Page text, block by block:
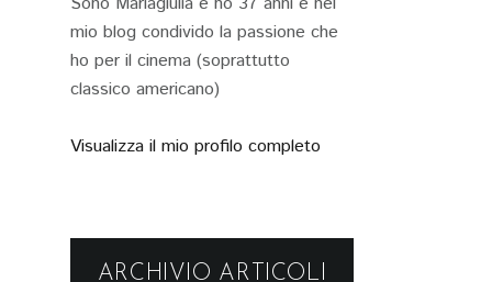
mio blog condivido la passione che
ho per il cinema (soprattutto
classico americano)
Visualizza il mio profilo completo
ARCHIVIO ARTICOLI